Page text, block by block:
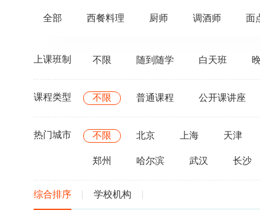
全部 西餐料理 厨师 调酒师 面
上课班制 不限 随到随学 白天班
课程类型 不限 普通课程 公开课讲座
热门城市 不限 北京 上海 天津
郑州 哈尔滨 武汉 长沙
综合排序 学校机构